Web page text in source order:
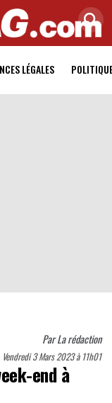
LÉGALES
ParLa rédaction
Vendredi 3 Mars 2023 à 11h01
end à